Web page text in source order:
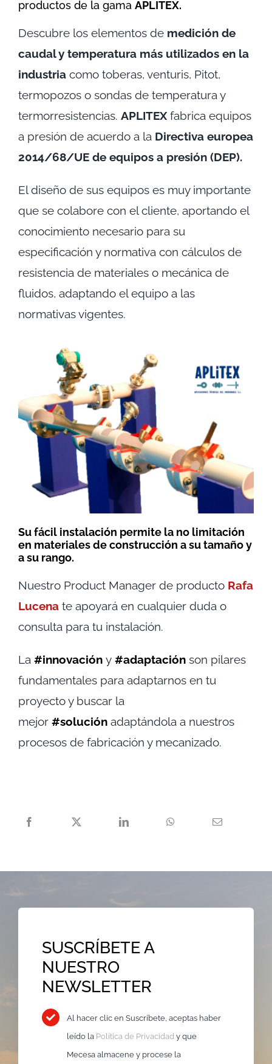
productos de la gama APLITEX.
Descubre los elementos de medición de
caudal y temperatura más utilizados en la
industriacomo toberas, venturis, Pitot,
termopozos o sondas de temperatura y
termorresistencias. APLITEXfabrica equipos
a presión de acuerdo a la Directiva europea
2014/68/UE de equipos a presión (DEP).
El diseño de sus equipos es muy importante
que se colabore con el cliente, aportando el
conocimiento necesario para su
especificación y normativa con cálculos de
resistencia de materiales o mecánica de
fluidos, adaptando el equipo a las
normativas vigentes.
Su fácil instalación permite la no limitación
en materiales de construcción a su tamaño y
a su rango.
Nuestro Product Manager de producto Rafa
Lucena te apoyará en cualquier duda o
consulta para tu instalación.
La #innovacióny #adaptaciónson pilares
fundamentales para adaptarnos en tu
proyecto y buscar la
mejor #soluciónadaptándola a nuestros
procesos de fabricación y mecanizado.
SUSCRÍBETE A
NUESTRO
NEWSLETTER
Al hacer clic en Suscríbete, aceptas haber
leído la Política de Privacidady que
Mecesa almacene y procese la